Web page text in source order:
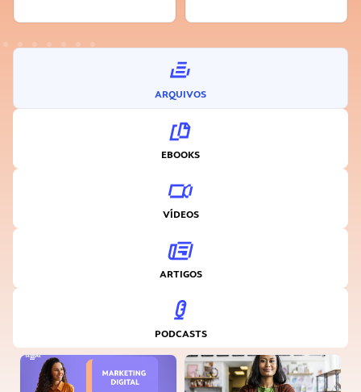
ARQUIVOS
EBOOKS
VÍDEOS
ARTIGOS
PODCASTS